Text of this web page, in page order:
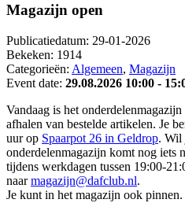
Magazijn open
Publicatiedatum: 29-01-2026
Bekeken: 1914
Categorieën: Algemeen, Magazijn
Event date: 29.08.2026 10:00 -
Vandaag is het
afhalen van bestelde artikelen. Je
uur op Spaarpot 26 in Geldrop. Wil
onderdelenmagazijn komt nog iets
tijdens werkdagen tussen 19:00-
naarmagazijn@dafclub.nl.
Je kunt in het magazijn ook pinnen.